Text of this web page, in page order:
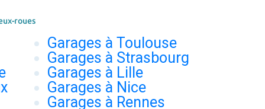
roues
Garages à Toulouse
Garages à Strasbourg
Garages à Lille
Garages à Nice
Garages à Rennes